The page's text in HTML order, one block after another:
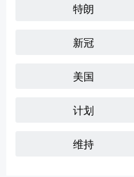
特朗
新冠
美国
计划
维持